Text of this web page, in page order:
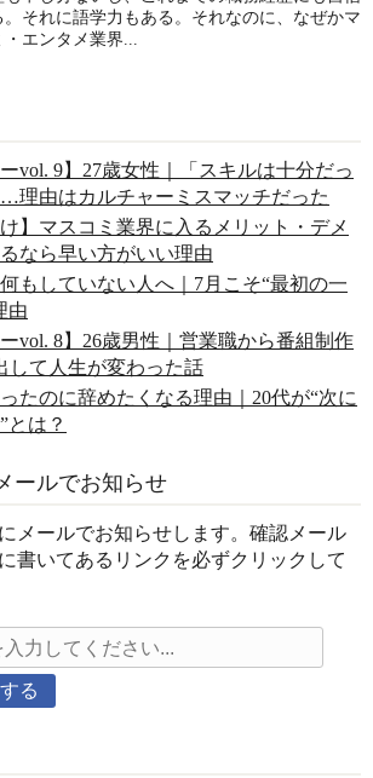
。それに語学力もある。それなのに、なぜかマ
・エンタメ業界...
vol. 9】27歳女性｜「スキルは十分だっ
理由はカルチャーミスマッチだった
け】マスコミ業界に入るメリット・デメ
なら早い方がいい理由
もしていない人へ｜7月こそ“最初の一
由
vol. 8】26歳男性｜営業職から番組制作
して人生が変わった話
たのに辞めたくなる理由｜20代が“次に
とは？
ールでお知らせ
メールでお知らせします。確認メール
書いてあるリンクを必ずクリックして